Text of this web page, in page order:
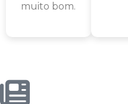
muito bom.